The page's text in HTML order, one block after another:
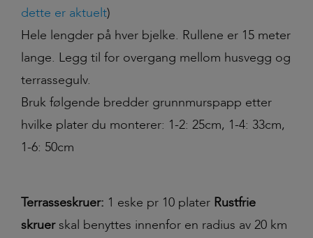
dette er aktuelt)
Hele lengder på hver bjelke. Rullene er 15 meter
lange. Legg til for overgang mellom husvegg og
terrassegulv.
Bruk følgende bredder grunnmurspapp etter
hvilke plater du monterer: 1-2: 25cm, 1-4: 33cm,
1-6: 50cm
Terrasseskruer: 1 eske pr 10 plater Rustfrie
skruerskal benyttes innenfor en radius av 20 km